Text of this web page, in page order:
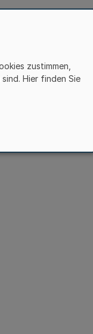
zustimmen,
Hier finden Sie